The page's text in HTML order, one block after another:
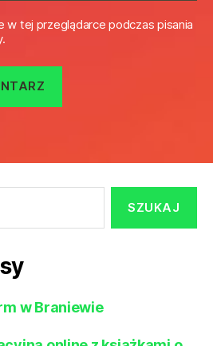
w tej przeglądarce podczas pisania
w Braniewie